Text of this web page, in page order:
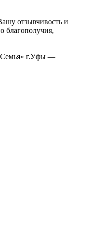
отзывчивость и
благополучия,
г.Уфы —